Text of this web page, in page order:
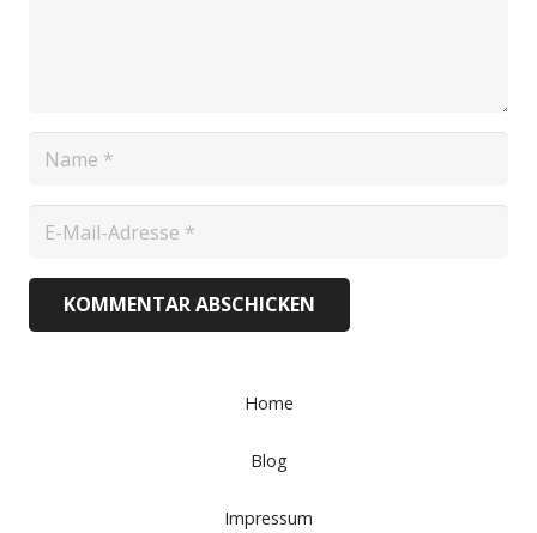
KOMMENTAR ABSCHICKEN
Home
Blog
Impressum